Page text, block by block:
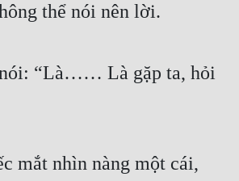
thể nói nên lời.
nói: “Là…… Là gặp ta, hỏi
mắt nhìn nàng một cái,